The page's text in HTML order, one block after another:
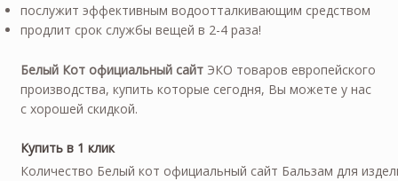
послужит эффективным водоотталкивающим средством
продлит срок службы вещей в 2-4 раза!
Белый Кот официальный сайт ЭКО товаров европейского
производства, купить которые сегодня, Вы можете у нас
с хорошей скидкой.
Купить в 1 клик
Количество Белый кот официальный сайт Бальзам для